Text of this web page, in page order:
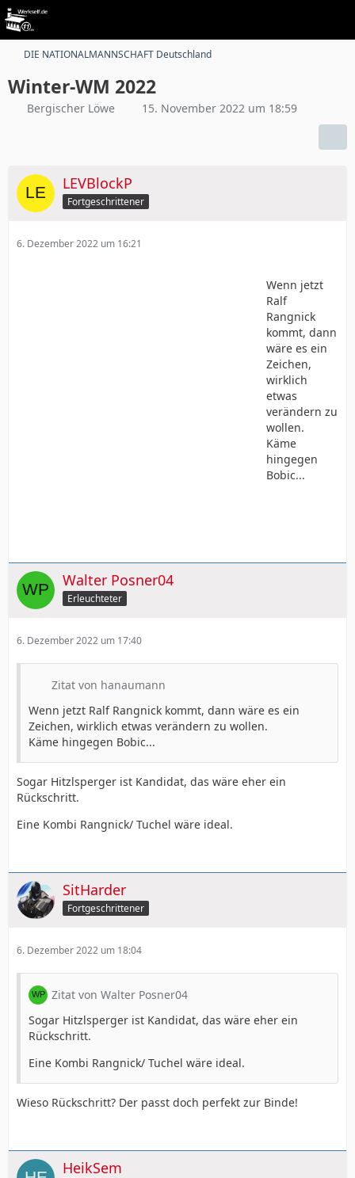
DIE NATIONALMANNSCHAFT Deutschland
Winter-WM 2022
Bergischer Löwe 15. November 2022 um 18:59
LEVBlockP
Fortgeschrittener
6. Dezember 2022 um 16:21
Wenn jetzt
Ralf
Rangnick
kommt, dann
wäre es ein
Zeichen,
wirklich
etwas
verändern zu
wollen.
Käme
hingegen
Bobic...
Walter Posner04
Erleuchteter
6. Dezember 2022 um 17:40
Zitat von hanaumann
Wenn jetzt Ralf Rangnick kommt, dann wäre es ein
Zeichen, wirklich etwas verändern zu wollen.
Käme hingegen Bobic...
Sogar Hitzlsperger ist Kandidat, das wäre eher ein
Rückschritt.
Eine Kombi Rangnick/ Tuchel wäre ideal.
SitHarder
Fortgeschrittener
6. Dezember 2022 um 18:04
Zitat von Walter Posner04
Sogar Hitzlsperger ist Kandidat, das wäre eher ein
Rückschritt.
Eine Kombi Rangnick/ Tuchel wäre ideal.
Wieso Rückschritt? Der passt doch perfekt zur Binde!
HeikSem